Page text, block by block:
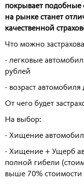
покрывает подобные
на рынке станет
качественной
Что можно
- легковые
рублей
- возраст
От чего будет
На выбор:
- Хищение
- Хищение + Ущерб
полной гибели
выше 70% стоимости